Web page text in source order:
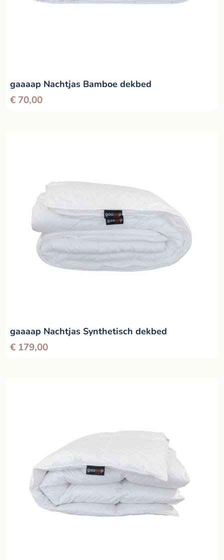
gaaaap Nachtjas Bamboe dekbed
€ 70,00
gaaaap Nachtjas Synthetisch dekbed
€ 179,00